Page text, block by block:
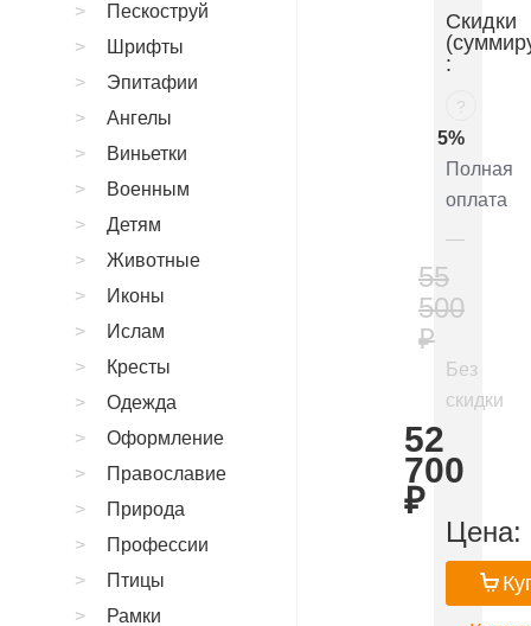
Скидки
:
?
5%
Полная
оплата
55
500
₽
Без
скидки
52
700
₽
Цена:
Пескоструй
Шрифты
Эпитафии
Ангелы
Виньетки
Военным
Детям
Животные
Иконы
Ислам
Кресты
Одежда
Оформление
Православие
Природа
Профессии
Птицы
Рамки